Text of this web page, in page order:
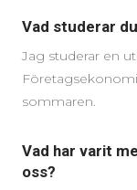
Vad studerar
Jag studerar en
sommaren.
Vad har varit
oss?